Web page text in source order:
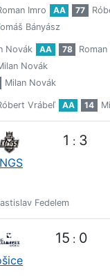
Imro AA 77
Bányász
Novák AA 78
Roman
Novák
Milan Novák
Vrábeľ AA 14
1 : 3
Fedelem
15 : 0